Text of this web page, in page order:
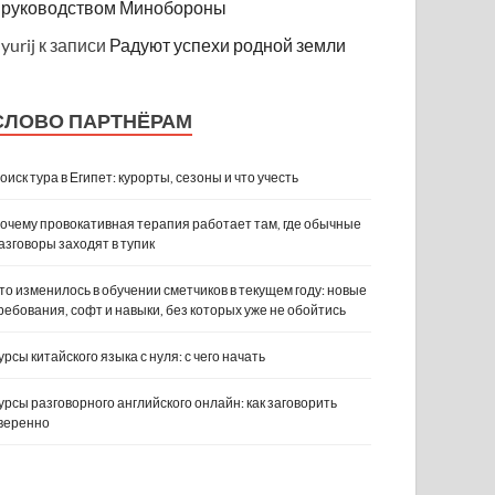
руководством Минобороны
yurij к записи Радуют успехи родной земли
ПАРТНЁРАМ
тура в Египет: курорты, сезоны и что учесть
провокативная терапия работает там, где обычные
заходят в тупик
изменилось в обучении сметчиков в текущем году: новые
софт и навыки, без которых уже не обойтись
китайского языка с нуля: с чего начать
разговорного английского онлайн: как заговорить